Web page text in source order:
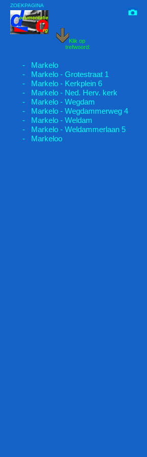
Klik op
trefwoord:
ZOEKPAGINA
- Markelo
- Markelo - Grotestraat 1
- Markelo - Kerkplein 6
- Markelo - Ned. Herv. kerk
- Markelo - Wegdam
- Markelo - Wegdammerweg 4
- Markelo - Weldam
- Markelo - Weldammerlaan 5
- Markeloo